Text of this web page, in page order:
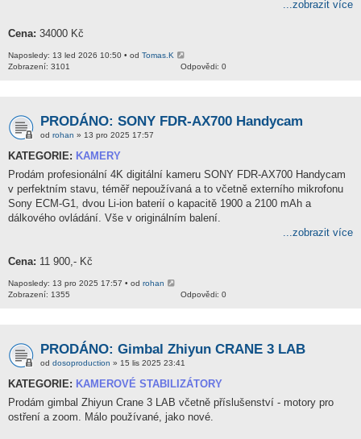
...zobrazit více
Cena: 34000 Kč
Naposledy: 13 led 2026 10:50 • od Tomas.K
Odpovědi: 0
Zobrazení: 3101
PRODÁNO: SONY FDR-AX700 Handycam
od rohan » 13 pro 2025 17:57
KATEGORIE: KAMERY
Prodám profesionální 4K digitální kameru SONY FDR-AX700 Handycam
v perfektním stavu, téměř nepoužívaná a to včetně externího mikrofonu
Sony ECM-G1, dvou Li-ion baterií o kapacitě 1900 a 2100 mAh a
dálkového ovládání. Vše v originálním balení.
...zobrazit více
Cena: 11 900,- Kč
Naposledy: 13 pro 2025 17:57 • od rohan
Odpovědi: 0
Zobrazení: 1355
PRODÁNO: Gimbal Zhiyun CRANE 3 LAB
od dosoproduction » 15 lis 2025 23:41
KATEGORIE: KAMEROVÉ STABILIZÁTORY
Prodám gimbal Zhiyun Crane 3 LAB včetně příslušenství - motory pro
ostření a zoom. Málo používané, jako nové.